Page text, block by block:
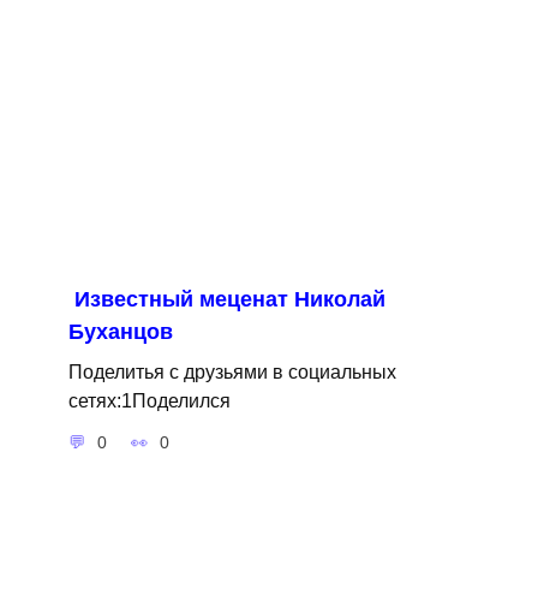
Известный меценат Николай
Буханцов
Поделитья с друзьями в социальных
сетях:1Поделился
0 0